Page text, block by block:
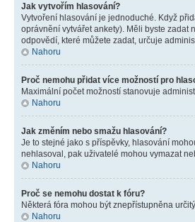
Jak vytvořím hlasování?
Vytvoření hlasování je jednoduché. Když
oprávnění vytvářet ankety). Měli byste zadat
odpovědí, které můžete zadat, určuje
Nahoru
Proč nemohu přidat více možností pro
Maximální počet možností stanovuje
Nahoru
Jak změním nebo smažu hlasování?
Je to stejné jako s příspěvky, hlasování
nehlasoval, pak uživatelé mohou vymazat
Nahoru
Proč se nemohu dostat k fóru?
Některá fóra mohou být znepřístupněna
Nahoru